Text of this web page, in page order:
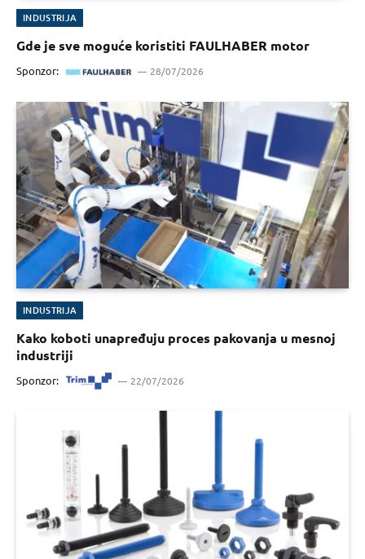
INDUSTRIJA
Gde je sve moguće koristiti FAULHABER motor
Sponzor: 28/07/2026
INDUSTRIJA
Kako koboti unapređuju proces pakovanja u mesnoj
industriji
Sponzor: 22/07/2026